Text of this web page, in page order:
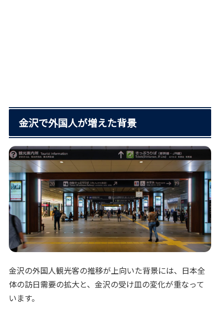
金沢で外国人が増えた背景
金沢の外国人観光客の推移が上向いた背景には、日本全
体の訪日需要の拡大と、金沢の受け皿の変化が重なって
います。